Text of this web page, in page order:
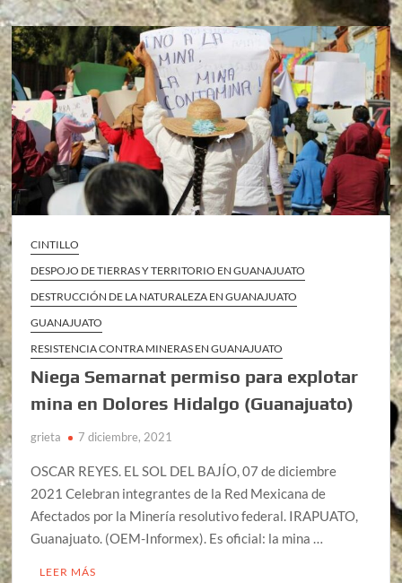
CINTILLO
DESPOJO DE TIERRAS Y TERRITORIO EN GUANAJUATO
DESTRUCCIÓN DE LA NATURALEZA EN GUANAJUATO
GUANAJUATO
RESISTENCIA CONTRA MINERAS EN GUANAJUATO
Niega Semarnat permiso para explotar
mina en Dolores Hidalgo (Guanajuato)
grieta 7 diciembre, 2021
OSCAR REYES. EL SOL DEL BAJÍO, 07 de diciembre
2021 Celebran integrantes de la Red Mexicana de
Afectados por la Minería resolutivo federal. IRAPUATO,
Guanajuato. (OEM-Informex). Es oficial: la mina …
LEER MÁS